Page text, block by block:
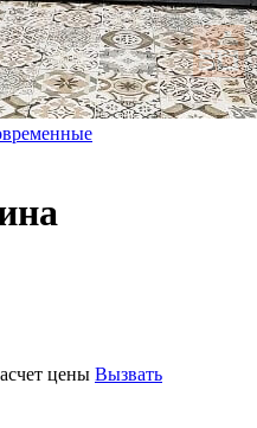
цены Вызвать